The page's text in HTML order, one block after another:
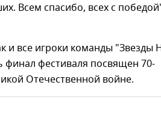
Всем спасибо, всех с
и все игроки команды "Звезды
фестиваля посвящен 70-
Отечественной войне.